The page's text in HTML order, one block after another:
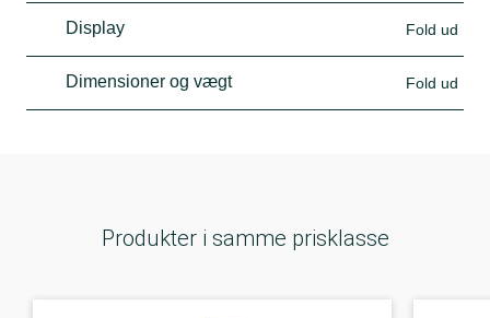
Display Fold ud
Dimensioner og vægt Fold ud
Produkter i samme prisklasse